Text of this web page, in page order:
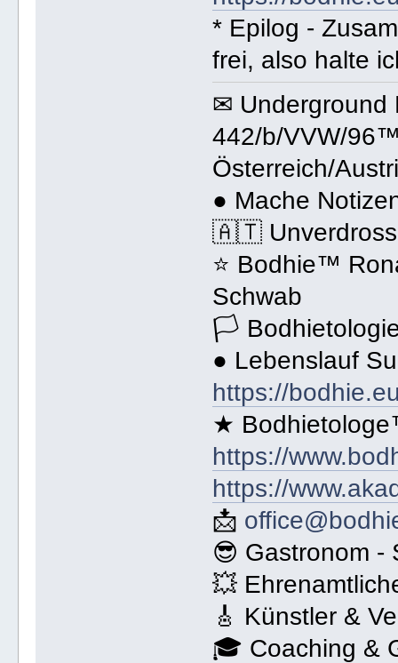
* Epilog -
frei, also halte
✉ Underground
442/b/VVW/
Österreich/
● Mache
🇦🇹
⭐️ Bodhie™
Schwab
🏳
● Lebenslauf
https://
★
https://
https://
📩
😎 Gastronom -
💥
🎸 Künstler &
🎓 Coaching &